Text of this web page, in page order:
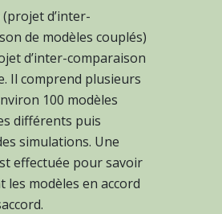
(projet d’inter-
de modèles couplés)
d’inter-comparaison
Il comprend plusieurs
100 modèles
différents puis
simulations. Une
effectuée pour savoir
les modèles en accord